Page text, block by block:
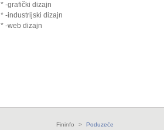
* -grafički dizajn
* -industrijski dizajn
* -web dizajn
Fininfo > Poduzeće